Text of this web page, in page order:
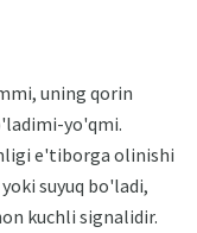
uning qorin
yo'qmi.
e'tiborga olinishi
suyuq bo'ladi,
kuchli signalidir.